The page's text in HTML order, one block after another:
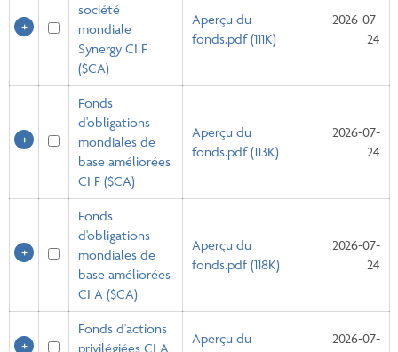
société
mondiale
Synergy CI F
($CA)
Aperçu du
fonds.pdf (111K)
2026-07-
24
Fonds
d'obligations
mondiales de
base améliorées
CI F ($CA)
Aperçu du
fonds.pdf (113K)
2026-07-
24
Fonds
d'obligations
mondiales de
base améliorées
CI A ($CA)
Aperçu du
fonds.pdf (118K)
2026-07-
24
Fonds d'actions
privilégiées CI A
Aperçu du
2026-07-